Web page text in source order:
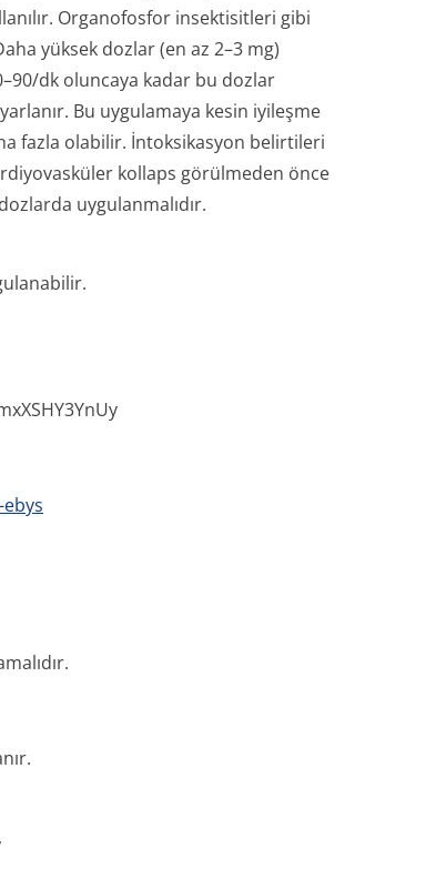
Organofosfor insektisitleri gibi
yüksek dozlar (en az 2–3 mg)
dk oluncaya kadar bu dozlar
Bu uygulamaya kesin iyileşme
fazla olabilir. İntoksikasyon belirtileri
kollaps görülmeden önce
uygulanmalıdır.